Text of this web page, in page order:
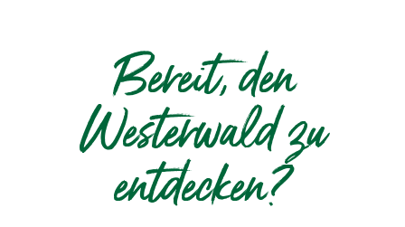
Bereit, den
Westerwald zu
entdecken?